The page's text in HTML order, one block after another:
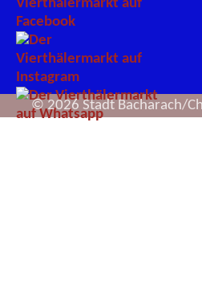
© 2026 Stadt Bacharach/